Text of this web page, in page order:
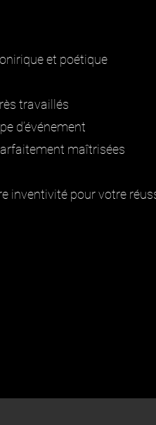
et poétique
travaillés
d’événement
maîtrisées
inventivité pour votre